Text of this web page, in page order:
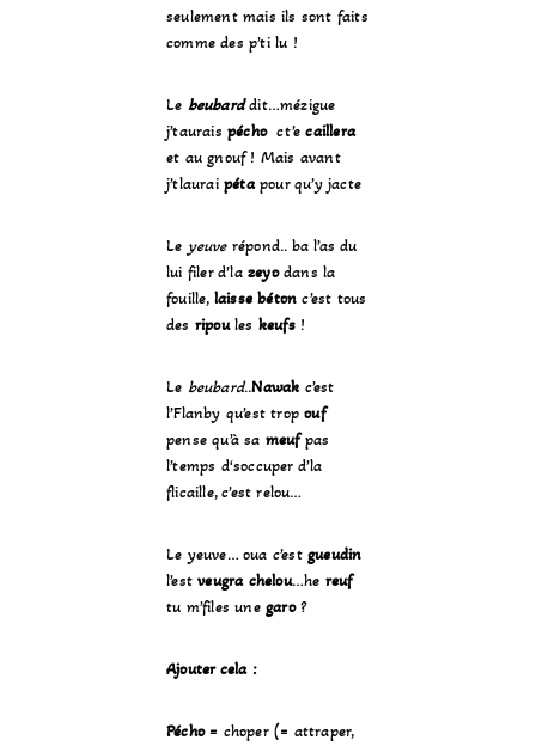
seulement mais ils sont faits
comme des p’ti lu !
Le beubarddit…mézigue
j’tauraispéchoct’ecaillera
et au gnouf ! Mais avant
j’tlauraipétapour qu’y jacte
Le yeuverépond.. ba l’as du
lui filer d’lazeyodans la
fouille, laisse béton c’est tous
des ripoules keufs!
Le beubard..Nawak c’est
l’Flanby qu’est tropouf
pense qu’à sa meufpas
l’temps d‘soccuper d’la
flicaille, c’est relou…
Le yeuve… oua c’est gueudin
l’estveugra chelou…he reuf
tu m’files une garo?
Ajouter cela :
Pécho= choper (= attraper,